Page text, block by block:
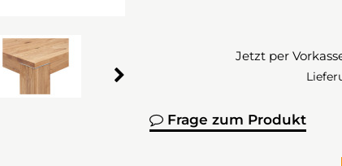
Jetzt per
Frage zum Produkt